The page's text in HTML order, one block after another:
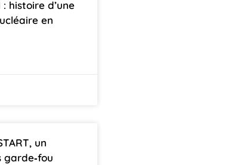
histoire d’une
en
un
garde‑fou